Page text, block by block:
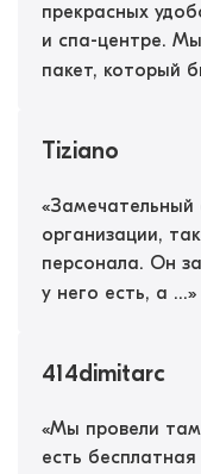
прекрасных
и спа-центре.
пакет, который
Tiziano
«Замечательный
организации,
персонала. Он
у него есть, а ...»
414dimitarc
«Мы провели
есть